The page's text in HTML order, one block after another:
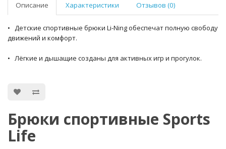
Описание Характеристики Отзывов (0)
• Детские спортивные брюки Li-Ning обеспечат полную свободу
движений и комфорт.
• Лёгкие и дышащие созданы для активных игр и прогулок.
Брюки спортивные Sports
Life